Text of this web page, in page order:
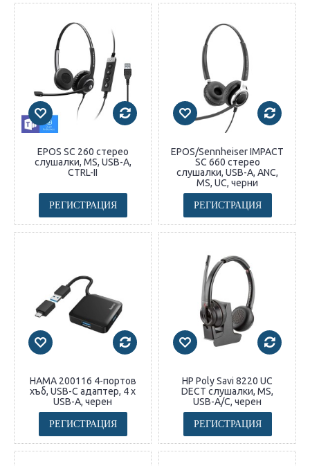
EPOS SC 260 стерео
слушалки, MS, USB-A,
CTRL-II
РЕГИСТРАЦИЯ
EPOS/Sennheiser IMPACT
SC 660 стерео
слушалки, USB-A, ANC,
MS, UC, черни
РЕГИСТРАЦИЯ
HAMA 200116 4-портов
хъб, USB-C адаптер, 4 х
USB-A, черен
РЕГИСТРАЦИЯ
HP Poly Savi 8220 UC
DECT слушалки, MS,
USB-A/C, черен
РЕГИСТРАЦИЯ